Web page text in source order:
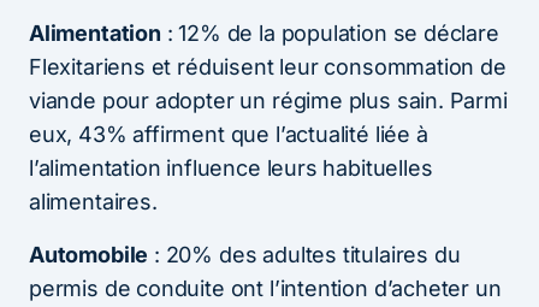
Alimentation : 12% de la population se déclare
Flexitariens et réduisent leur consommation de
viande pour adopter un régime plus sain. Parmi
eux, 43% affirment que l’actualité liée à
l’alimentation influence leurs habituelles
alimentaires.
Automobile : 20% des adultes titulaires du
permis de conduite ont l’intention d’acheter un